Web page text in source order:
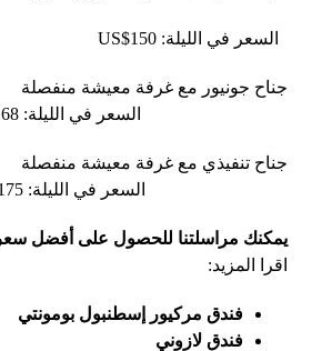
السعر في الليلة: US$150
جناح جونيور مع غرفة
السعر في الليلة: US$168
جناح تنفيذي مع غرفة
السعر في الليلة: US$175
يمكنك مراسلتنا للحصول على أفضل
اقرا المزيد:
فندق مركيور إسطنبول بومونتي
فندق لازوني